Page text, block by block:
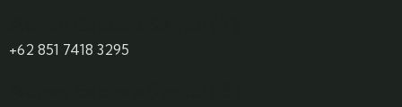
+62 851 7418 3295